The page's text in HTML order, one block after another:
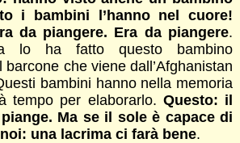
i bambini l’hanno nel cuore!
da piangere. Era da piangere.
lo ha fatto questo bambino
barcone che viene dall’Afghanistan
bambini hanno nella memoria
tempo per elaborarlo. Questo: il
Ma se il sole è capace di
una lacrima ci farà bene.